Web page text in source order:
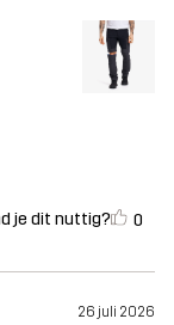
je dit nuttig? 0
26 juli 2026